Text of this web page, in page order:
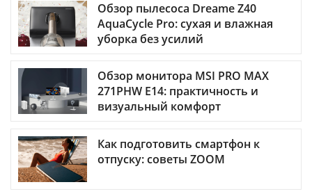
Обзор пылесоса Dreame Z40
AquaCycle Pro: сухая и влажная
уборка без усилий
Обзор монитора MSI PRO MAX
271PHW E14: практичность и
визуальный комфорт
Как подготовить смартфон к
отпуску: советы ZOOM